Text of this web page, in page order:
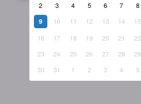
2
3 4 5 6 7 8
9 10 11 12 13 14
15
16
17 18 19 20 21
22
23
24 25 26 27 28
29
30
31 1 2 3 4 5